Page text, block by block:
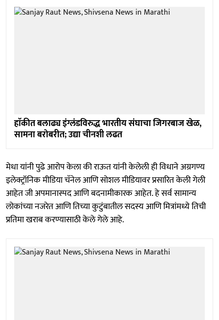
हाॅकीत बलाढ्य इंग्लंडविरुद्ध भारतीय संघाचा जिगरबाज खेळ,
सामना बराेबरीत; उद्या चीनशी लढत
मेधा यांनी पुढे आरोप केला की राऊत यांनी केलेली ही विधाने अग्रगण्य
इलेक्ट्रॉनिक मीडिया चॅनेल आणि सोशल मीडियावर प्रसारित केली गेली
आहेत जी अपमानास्पद आणि बदनामीकारक आहेत. हे सर्व सामान्य
लोकांच्या नजरेत आणि तिच्या कुटुंबातील सदस्य आणि मित्रांमध्ये तिची
प्रतिमा खराब करण्यासाठी केले गेले आहे.